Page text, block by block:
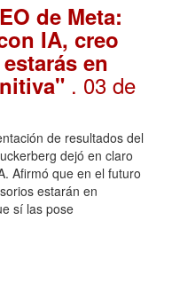
de Meta:
IA, creo
en
. 03 de
de resultados del
dejó en claro
Afirmó que en el futuro
estarán en
sí las pose